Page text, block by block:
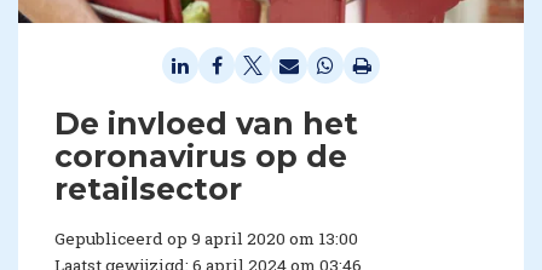
De invloed van het
coronavirus op de
retailsector
Gepubliceerd op 9 april 2020 om 13:00
Laatst gewijzigd: 6 april 2024 om 03:46